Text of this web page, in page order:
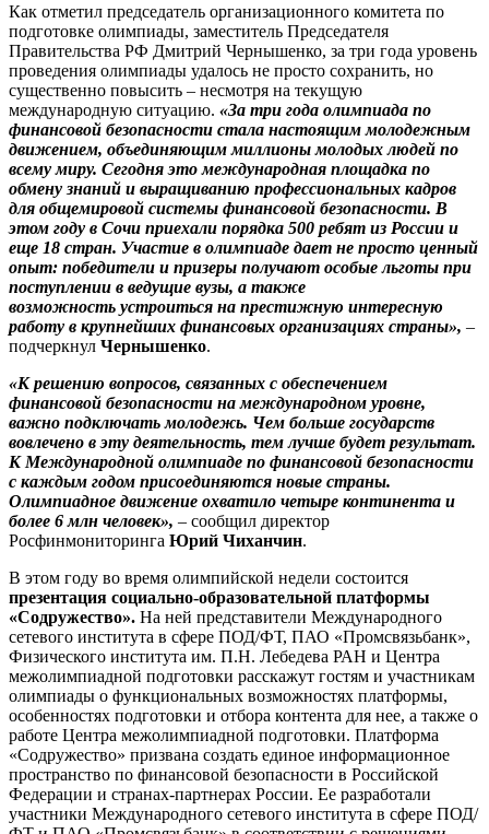
Как отметил председатель организационного комитета по
подготовке олимпиады, заместитель Председателя
Правительства РФ Дмитрий Чернышенко, за три года уровень
проведения олимпиады удалось не просто сохранить, но
существенно повысить – несмотря на текущую
международную ситуацию. «За три года олимпиада по
финансовой безопасности стала настоящим молодежным
движением, объединяющим миллионы молодых людей по
всему миру. Сегодня это международная площадка по
обмену знаний и выращиванию профессиональных кадров
для общемировой системы финансовой безопасности. В
этом году в Сочи приехали порядка 500 ребят из России и
еще 18 стран. Участие в олимпиаде дает не просто ценный
опыт: победители и призеры получают особые льготы при
поступлении в ведущие вузы, а также
возможность устроиться на престижную интересную
работу в крупнейших финансовых организациях страны», –
подчеркнул Чернышенко.
«К решению вопросов, связанных с обеспечением
финансовой безопасности на международном уровне,
важно подключать молодежь. Чем больше государств
вовлечено в эту деятельность, тем лучше будет результат.
К Международной олимпиаде по финансовой безопасности
с каждым годом присоединяются новые страны.
Олимпиадное движение охватило четыре континента и
более 6 млн человек», – сообщил директор
Росфинмониторинга Юрий Чиханчин.
В этом году во время олимпийской недели состоится
презентация социально-образовательной платформы
«Содружество». На ней представители Международного
сетевого института в сфере ПОД/ФТ, ПАО «Промсвязьбанк»,
Физического института им. П.Н. Лебедева РАН и Центра
межолимпиадной подготовки расскажут гостям и участникам
олимпиады о функциональных возможностях платформы,
особенностях подготовки и отбора контента для нее, а также о
работе Центра межолимпиадной подготовки. Платформа
«Содружество» призвана создать единое информационное
пространство по финансовой безопасности в Российской
Федерации и странах-партнерах России. Ее разработали
участники Международного сетевого института в сфере ПОД/